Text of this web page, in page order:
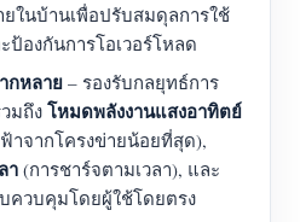
ในบ้านเพื่อปรับสมดุลการใช้
องกันการโอเวอร์โหลด
กหลาย – รองรับกลยุทธ์การ
มถึง โหมดพลังงานแสงอาทิตย์
าจากโครงข่ายน้อยที่สุด),
า (การชาร์จตามเวลา), และ
ควบคุมโดยผู้ใช้โดยตรง